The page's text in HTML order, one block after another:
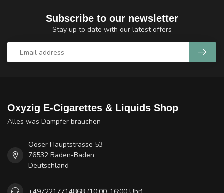
Subscribe to our newsletter
Stay up to date with our latest offers
Oxyzig E-Cigarettes & Liquids Shop
Alles was Dampfer brauchen
Ooser Hauptstrasse 53
76532 Baden-Baden
Deutschland